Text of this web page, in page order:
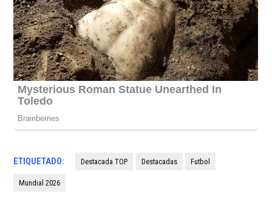
ETIQUETADO: Destacada TOP Destacadas Futbol
Mundial 2026